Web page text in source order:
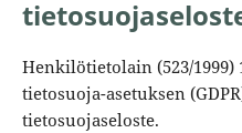
Henkilötietolain (523/1999)
tietosuoja-asetuksen
tietosuojaseloste.